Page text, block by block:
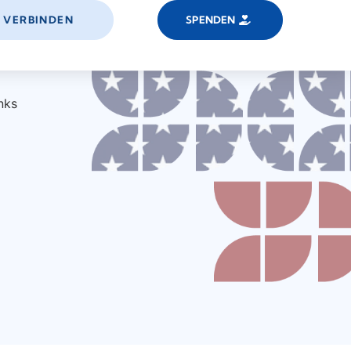
VERBINDEN SPENDEN